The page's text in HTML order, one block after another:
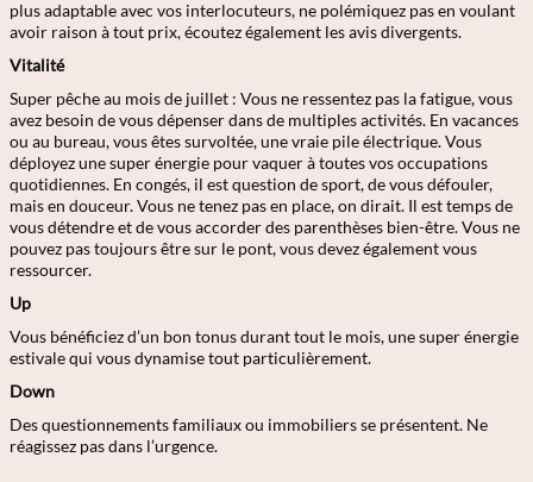
plus adaptable avec vos interlocuteurs, ne polémiquez pas en voulant
avoir raison à tout prix, écoutez également les avis divergents.
Vitalité
Super pêche au mois de juillet : Vous ne ressentez pas la fatigue, vous
avez besoin de vous dépenser dans de multiples activités. En vacances
ou au bureau, vous êtes survoltée, une vraie pile électrique. Vous
déployez une super énergie pour vaquer à toutes vos occupations
quotidiennes. En congés, il est question de sport, de vous défouler,
mais en douceur. Vous ne tenez pas en place, on dirait. Il est temps de
vous détendre et de vous accorder des parenthèses bien-être. Vous ne
pouvez pas toujours être sur le pont, vous devez également vous
ressourcer.
Up
Vous bénéficiez d’un bon tonus durant tout le mois, une super énergie
estivale qui vous dynamise tout particulièrement.
Down
Des questionnements familiaux ou immobiliers se présentent. Ne
réagissez pas dans l’urgence.